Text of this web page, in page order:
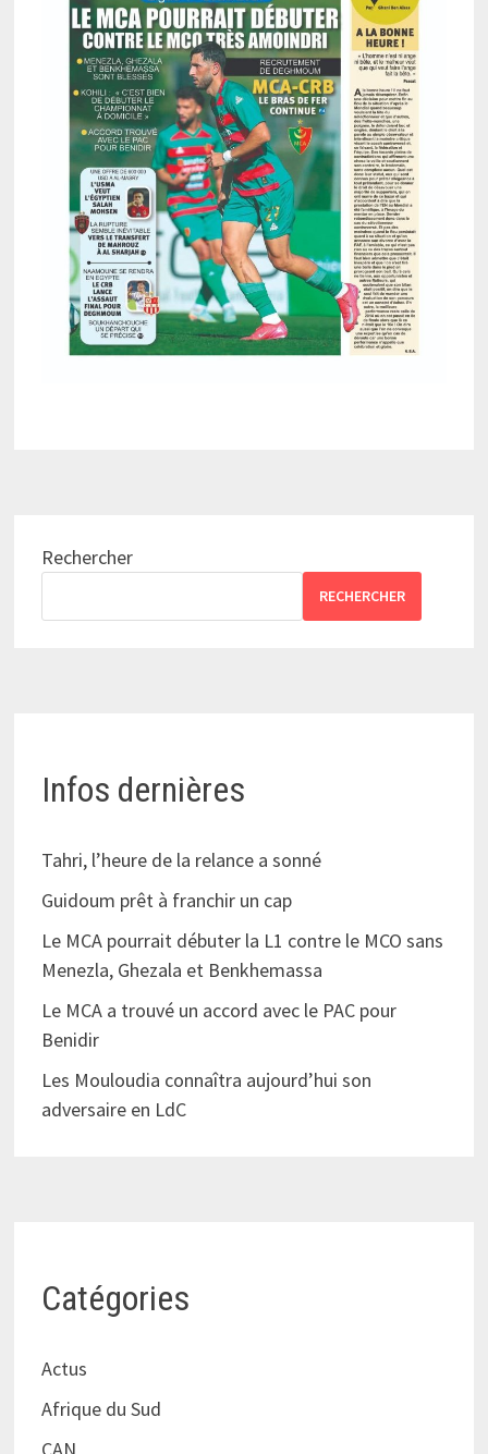
Rechercher
RECHERCHER
Infos dernières
Tahri, l’heure de la relance a sonné
Guidoum prêt à franchir un cap
Le MCA pourrait débuter la L1 contre le MCO sans
Menezla, Ghezala et Benkhemassa
Le MCA a trouvé un accord avec le PAC pour
Benidir
Les Mouloudia connaîtra aujourd’hui son
adversaire en LdC
Catégories
Actus
Afrique du Sud